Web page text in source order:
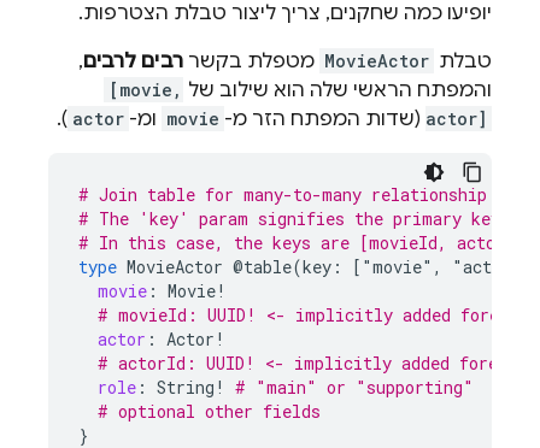
יופיעו כמה שחקנים, צריך ליצור טבלת הצטרפות.
טבלת MovieActor מטפלת בקשר רבים לרבים,
והמפתח הראשי שלה הוא שילוב של [movie,
actor] (שדות המפתח הזר מ- movie ומ- actor
).
# Join table for many-to-many relationship for
# The 'key' param signifies the primary keys
# In this case, the keys are [movieId,
type MovieActor @table(key: ["movie" ,
movie : Movie!
# movieId: UUID! <- implicitly added
actor : Actor !
# actorId: UUID! <- implicitly added foreign
role : String !
# "main" or "supporting"
# optional other fields
}